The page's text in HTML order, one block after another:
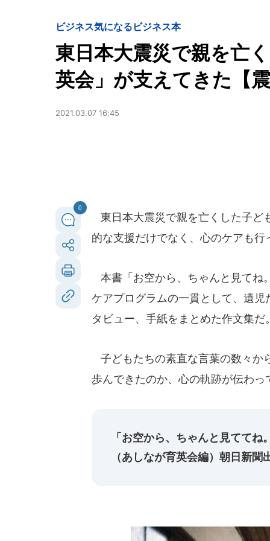
ビジネス気になるビジネス本
東日本大震災で親を亡
英会」が支えてきた【
2021.03.07 16:45
0
東日本大震災で親を亡くした子ど
的な支援だけでなく、心のケアも行
本書「お空から、ちゃんと見て
ケアプログラムの一貫として、遺
タビュー、手紙をまとめた作文集だ
子どもたちの素直な言葉の数々か
歩んできたのか、心の軌跡が伝わっ
「お空から、ちゃんと見てて
（あしなが育英会編）朝日新聞